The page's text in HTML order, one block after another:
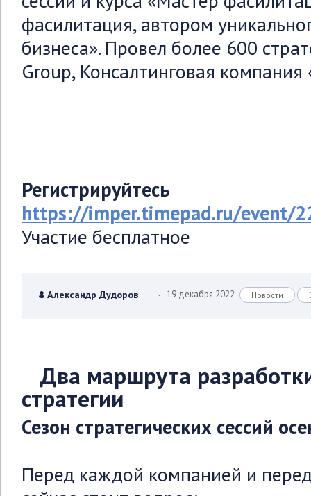
фасилитация, автором
бизнеса». Провел более 600
Group, Консалтинговая
Регистрируйтесь
https://imper.timepad.ru/event/
Участие бесплатное
Александр Дудоров . 19 декабря 2022 Новости
Два маршрута
стратегии
Сезон стратегических сессий
Перед каждой компанией и